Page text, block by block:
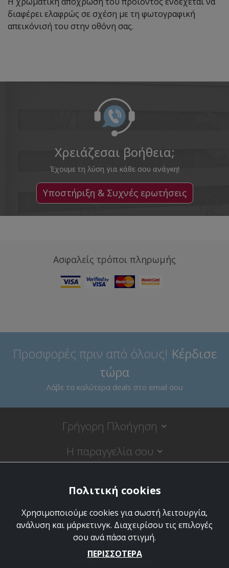
διαφέρει ελαφρώς σε σχέση με τη φωτογραφική
απεικόνισή του στην οθόνη σας.
Χρειάζεσαι βοήθεια;
Έχουμε τη λύση για κάθε σου ανάγκη!
Υποστήριξη & Συχνές ερωτήσεις
Ασφαλείς τρόποι πληρωμής
Προσφορές πριν από όλους! Κέρδισε
τώρα
Λάβε τα καλύτερα deals στο email σου
Γρήγορη Πλοήγηση
Η παραγγελία σου
VBstore
Κύπρου 9, 18120 Κορυδαλλός
Δευτέρα έως Παρασκευή:
Πολιτική cookies
Χρησιμοποιούμε cookies για σωστή λειτουργία,
ανάλυση και μάρκετινγκ. Διαχειρίσου τις επιλογές
σου ανά πάσα στιγμή.
ΠΕΡΙΣΣΟΤΕΡΑ